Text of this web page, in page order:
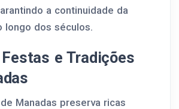
a continuidade da
longo dos séculos.
e Tradições
Manadas preserva ricas